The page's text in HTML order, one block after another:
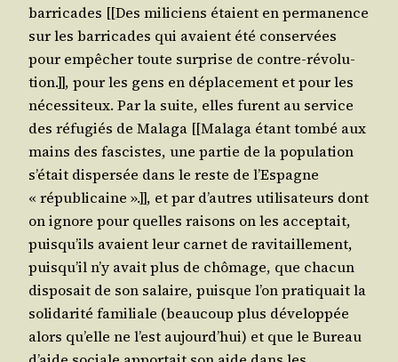
bar­ri­cades [[Des mili­ciens étaient en per­ma­nence
sur les bar­ri­cades qui avaient été conser­vées
pour empê­cher toute sur­prise de contre-révo­lu­
tion.]], pour les gens en dépla­ce­ment et pour les
néces­si­teux. Par la suite, elles furent au ser­vice
des réfu­giés de Mala­ga [[Mala­ga étant tom­bé aux
mains des fas­cistes, une par­tie de la popu­la­tion
s’é­tait dis­per­sée dans le reste de l’Es­pagne
« répu­bli­caine ».]], et par d’autres uti­li­sa­teurs dont
on ignore pour quelles rai­sons on les accep­tait,
puis­qu’ils avaient leur car­net de ravi­taille­ment,
puis­qu’il n’y avait plus de chô­mage, que cha­cun
dis­po­sait de son salaire, puisque l’on pra­ti­quait la
soli­da­ri­té fami­liale (beau­coup plus déve­lop­pée
alors qu’elle ne l’est aujourd’­hui) et que le Bureau